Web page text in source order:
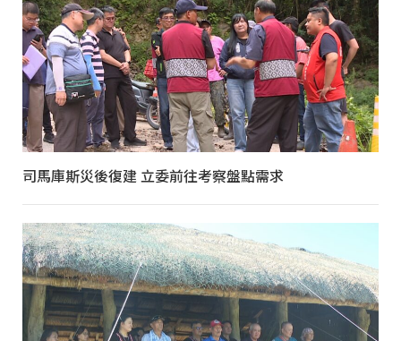
司馬庫斯災後復建 立委前往考察盤點需求